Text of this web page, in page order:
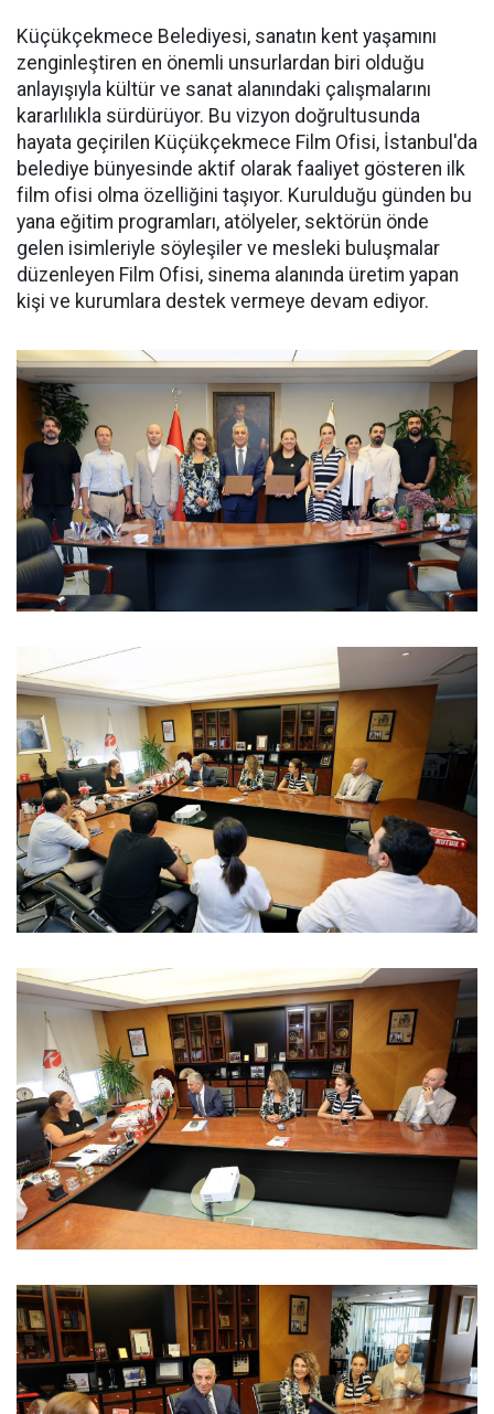
Küçükçekmece Belediyesi, sanatın kent yaşamını
zenginleştiren en önemli unsurlardan biri olduğu
anlayışıyla kültür ve sanat alanındaki çalışmalarını
kararlılıkla sürdürüyor. Bu vizyon doğrultusunda
hayata geçirilen Küçükçekmece Film Ofisi, İstanbul'da
belediye bünyesinde aktif olarak faaliyet gösteren ilk
film ofisi olma özelliğini taşıyor. Kurulduğu günden bu
yana eğitim programları, atölyeler, sektörün önde
gelen isimleriyle söyleşiler ve mesleki buluşmalar
düzenleyen Film Ofisi, sinema alanında üretim yapan
kişi ve kurumlara destek vermeye devam ediyor.